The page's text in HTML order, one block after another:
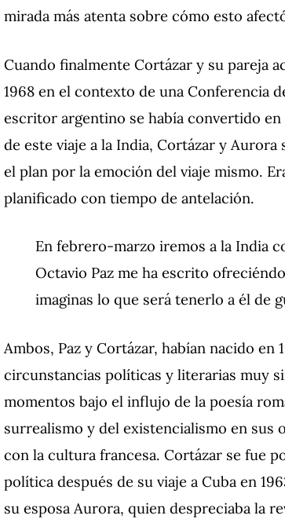
mirada más atenta sobre cómo esto
Cuando finalmente Cortázar y su pareja
1968 en el contexto de una Conferencia
escritor argentino se había convertido
de este viaje a la India, Cortázar y
el plan por la emoción del viaje mismo.
planificado con tiempo de antelación.
En febrero-marzo iremos a la India
Octavio Paz me ha escrito
imaginas lo que será tenerlo a él de
Ambos, Paz y Cortázar, habían nacido
circunstancias políticas y literarias muy
momentos bajo el influjo de la poesía
surrealismo y del existencialismo en sus
con la cultura francesa. Cortázar se fue
política después de su viaje a Cuba en
su esposa Aurora, quien despreciaba la